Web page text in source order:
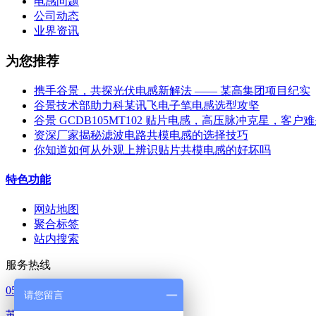
公司动态
业界资讯
为您推荐
携手谷景，共探光伏电感新解法 —— 某高集团项目纪实
谷景技术部助力科某讯飞电子笔电感选型攻坚
谷景 GCDB105MT102 贴片电感，高压脉冲克星，客户
资深厂家揭秘滤波电路共模电感的选择技巧
你知道如何从外观上辨识贴片共模电感的好坏吗
特色功能
网站地图
聚合标签
站内搜索
服务热线
0512-65368862
请您留言